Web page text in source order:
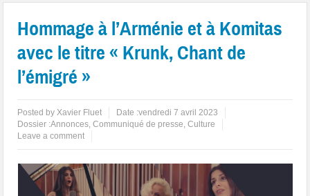
Hommage à l’Arménie et à Komitas
avec le titre « Krunk, Chant de
l’émigré »
Posted byXavier Fluet Date :vendredi 7 avril 2023
Dossier :Annonces,Communiqué de presse,Culture
Leave a comment